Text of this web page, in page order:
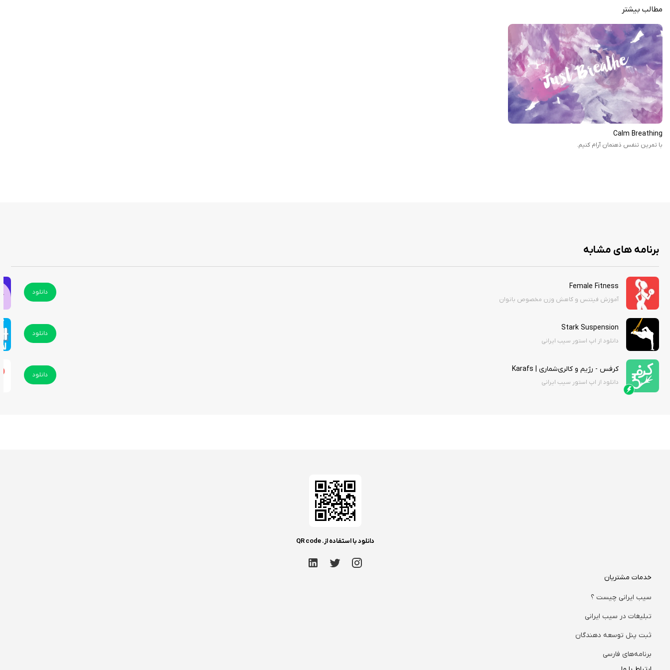
مطالب بیشتر
Calm Breathin‪g‬
با تمرین تنفس ذهنمان آرام کنیم.
برنامه های مشابه
Female Fitness
آموزش فیتنس و کاهش وزن مخصوص بانوان
دانلود
Stark Suspension
دانلود از اپ استور سیب ایرانی
دانلود
کرفس - رژیم و کالری‌شماری | Karafs
دانلود از اپ استور سیب ایرانی
دانلود
دانلود با استفاده از. QR code
خدمات مشتریان
سیب ایرانی چیست ؟
تبلیغات در سیب ایرانی
ثبت پنل توسعه دهندگان
برنامه‌های فارسی